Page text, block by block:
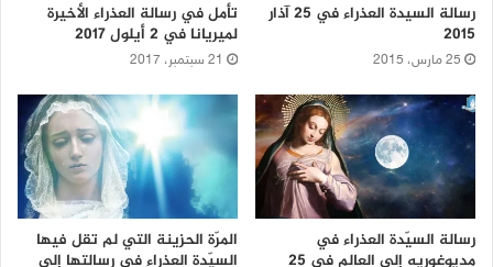
رسالة السيدة العذراء في 25 آذار
2015
25 مارس، 2015
تأمل في رسالة العذراء الأخيرة
لميريانا في 2 أيلول 2017
21 سبتمبر، 2017
رسالة السيّدة العذراء في
مديوغوريه إلى العالم في 25
المرّة الحزينة التي لم تقل فيها
السيّدة العذراء في رسالتها إلى